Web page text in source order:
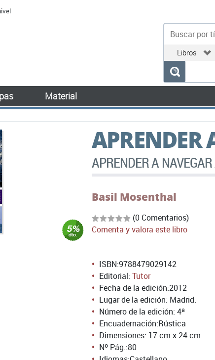
Material
APRENDER
APRENDER A
Basil Mosenthal
(0 Comentarios)
Comenta y valora este libro
ISBN:9788479029142
Editorial: Tutor
Fecha de la edición:2012
Lugar de la edición: Madrid.
Número de la edición: 4ª
Encuadernación:Rústica
Dimensiones: 17 cm x 24 cm
Nº Pág.:80